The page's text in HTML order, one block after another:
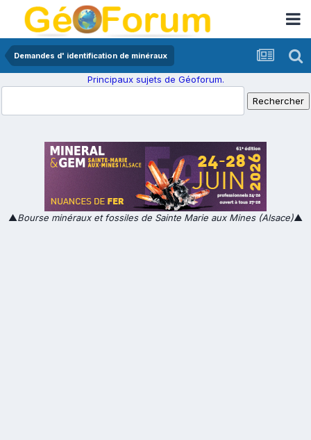
Demandes d' identification de minéraux
Principaux sujets de Géoforum.
▲Bourse minéraux et fossiles de Sainte Marie aux Mines (Alsace)▲